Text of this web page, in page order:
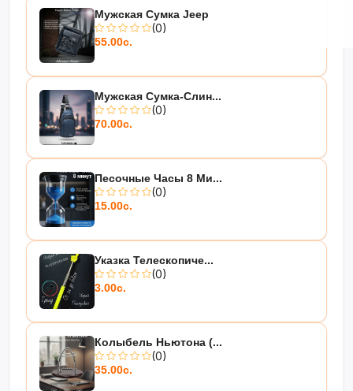
Мужская Сумка Jeep
(0)
55.00с.
Мужская Сумка-Слин...
(0)
70.00с.
Песочные Часы 8 Ми...
(0)
15.00с.
Указка Телескопиче...
(0)
3.00с.
Колыбель Ньютона (...
(0)
35.00с.